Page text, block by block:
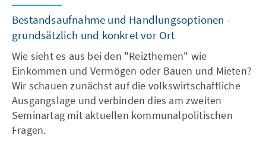
Bestandsaufnahme und Handlungsoptionen -
grundsätzlich und konkret vor Ort
Wie sieht es aus bei den "Reizthemen" wie
Einkommen und Vermögen oder Bauen und Mieten?
Wir schauen zunächst auf die volkswirtschaftliche
Ausgangslage und verbinden dies am zweiten
Seminartag mit aktuellen kommunalpolitischen
Fragen.